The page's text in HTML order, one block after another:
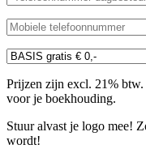
Prijzen zijn excl. 21% btw.
voor je boekhouding.
Stuur alvast je logo mee!
wordt!